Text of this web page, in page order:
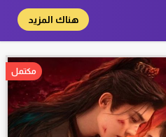
هناك المزيد
مكتمل